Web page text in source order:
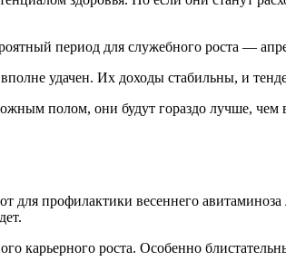
период для служебного роста —
удачен. Их доходы стабильны, и
полом, они будут гораздо лучше, чем
для профилактики весеннего
карьерного роста. Особенно